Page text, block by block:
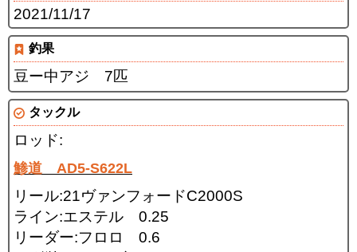
2021/11/17
釣果
豆ー中アジ 7匹
タックル
ロッド:
鯵道 AD5-S622L
リール:21ヴァンフォードC2000S
ライン:エステル 0.25
リーダー:フロロ 0.6